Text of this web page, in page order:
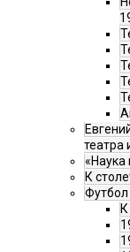
театра
«Наука
К
Футбол